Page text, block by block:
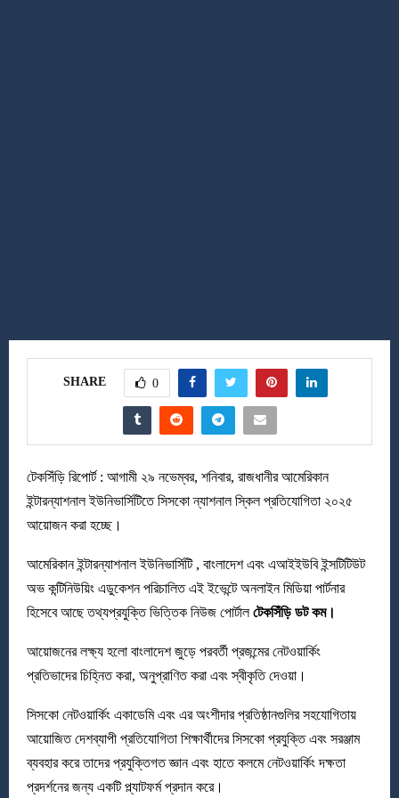
SHARE 0
টেকসিঁড়ি রিপোর্ট : আগামী ২৯ নভেম্বর, শনিবার, রাজধানীর আমেরিকান
ইন্টারন্যাশনাল ইউনিভার্সিটিতে সিসকো ন্যাশনাল স্কিল প্রতিযোগিতা ২০২৫
আয়োজন করা হচ্ছে।
আমেরিকান ইন্টারন্যাশনাল ইউনিভার্সিটি , বাংলাদেশ এবং এআইইউবি ইন্সটিটিউট
অভ কন্টিনিউয়িং এডুকেশন পরিচালিত এই ইভেন্টে অনলাইন মিডিয়া পার্টনার
হিসেবে আছে তথ্যপ্রযুক্তি ভিত্তিক নিউজ পোর্টালটেকসিঁড়ি ডট কম।
আয়োজনের লক্ষ্য হলো বাংলাদেশ জুড়ে পরবর্তী প্রজন্মের নেটওয়ার্কিং
প্রতিভাদের চিহ্নিত করা, অনুপ্রাণিত করা এবং স্বীকৃতি দেওয়া।
সিসকো নেটওয়ার্কিং একাডেমি এবং এর অংশীদার প্রতিষ্ঠানগুলির সহযোগিতায়
আয়োজিত দেশব্যাপী প্রতিযোগিতা শিক্ষার্থীদের সিসকো প্রযুক্তি এবং সরঞ্জাম
ব্যবহার করে তাদের প্রযুক্তিগত জ্ঞান এবং হাতে কলমে নেটওয়ার্কিং দক্ষতা
প্রদর্শনের জন্য একটি প্ল্যাটফর্ম প্রদান করে।